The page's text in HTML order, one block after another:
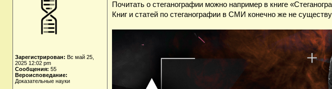
Зарегистрирован: Вс май 25,
2025 12:02 pm
Сообщения: 55
Вероисповедание:
Доказательные науки
Почитать о стеганографии можно например в книге
Книг и статей по стеганографии в СМИ конечно же не